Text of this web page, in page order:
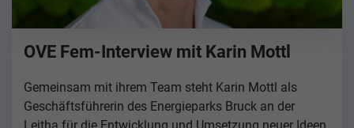
OVE Fem-Interview mit Karin Mottl
Gemeinsam mit ihrem Team steht Karin Mottl als
Geschäftsführerin des Energieparks Bruck an der